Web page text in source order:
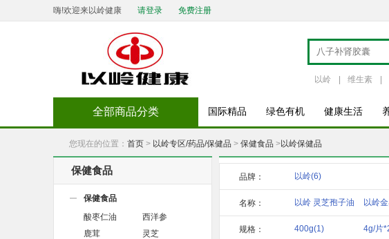
嗨!欢迎来以岭健康 请登录 免费注册
以岭 维生素
全部商品分类 国际精品 绿色有机 健康生活
您现在的位置： 首页 > 以岭专区/药品/保健品 > 保健食品 >以岭保健品
保健食品
保健食品
酸枣仁油
西洋参
鹿茸
灵芝
品牌： 以岭(6)
名称：
以岭 灵芝孢子油
软胶(1)
以岭
根枳椇
规格： 400g(1) 4g/片